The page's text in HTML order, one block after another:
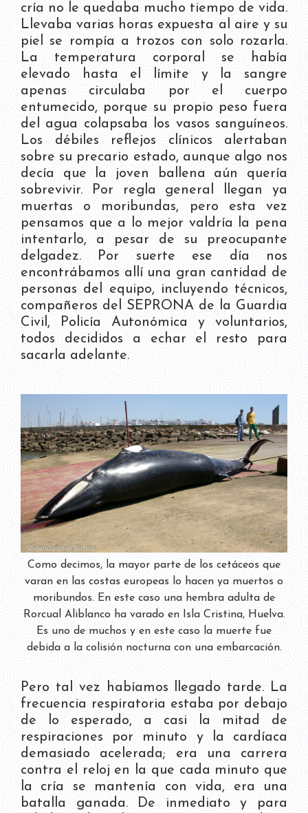
cría no le quedaba mucho tiempo de vida.
Llevaba varias horas expuesta al aire y su
piel se rompía a trozos con solo rozarla.
La temperatura corporal se había
elevado hasta el límite y la sangre
apenas circulaba por el cuerpo
entumecido, porque su propio peso fuera
del agua colapsaba los vasos sanguíneos.
Los débiles reflejos clínicos alertaban
sobre su precario estado, aunque algo nos
decía que la joven ballena aún quería
sobrevivir. Por regla general llegan ya
muertas o moribundas, pero esta vez
pensamos que a lo mejor valdría la pena
intentarlo, a pesar de su preocupante
delgadez. Por suerte ese día nos
encontrábamos allí una gran cantidad de
personas del equipo, incluyendo técnicos,
compañeros del SEPRONA de la Guardia
Civil, Policía Autonómica y voluntarios,
todos decididos a echar el resto para
sacarla adelante.
Como decimos, la mayor parte de los cetáceos que
varan en las costas europeas lo hacen ya muertos o
moribundos. En este caso una hembra adulta de
Rorcual Aliblanco ha varado en Isla Cristina, Huelva.
Es uno de muchos y en este caso la muerte fue
debida a la colisión nocturna con una embarcación.
Pero tal vez habíamos llegado tarde. La
frecuencia respiratoria estaba por debajo
de lo esperado, a casi la mitad de
respiraciones por minuto y la cardíaca
demasiado acelerada; era una carrera
contra el reloj en la que cada minuto que
la cría se mantenía con vida, era una
batalla ganada. De inmediato y para